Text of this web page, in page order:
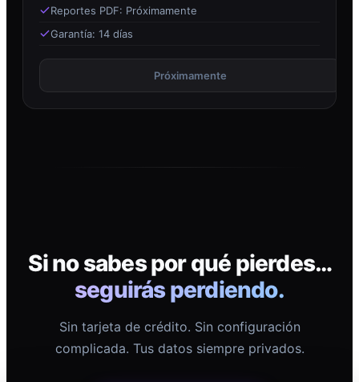
Reportes PDF: Próximamente
Garantía: 14 días
Próximamente
Si no sabes por qué pierdes…
seguirás perdiendo.
Sin tarjeta de crédito. Sin configuración
complicada. Tus datos siempre privados.